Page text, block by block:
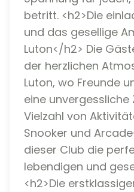
betritt. <h2>Die
und das gesellige
Luton</h2> Die
der herzlichen
Luton, wo Freunde
eine unvergessliche
Vielzahl von
Snooker und
dieser Club die
lebendigen und
<h2>Die